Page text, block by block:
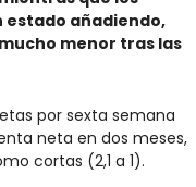
añadiendo,
menor tras las
por sexta semana
neta en dos meses,
cortas (2,1 a 1).